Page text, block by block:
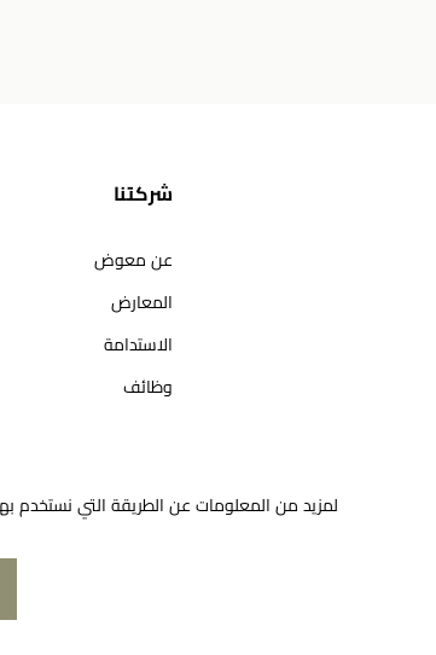
شركتنا
عن معوض
المعارض
الاستدامة
وظائف
لمزيد من المعلومات عن الطريقة التي نستخدم